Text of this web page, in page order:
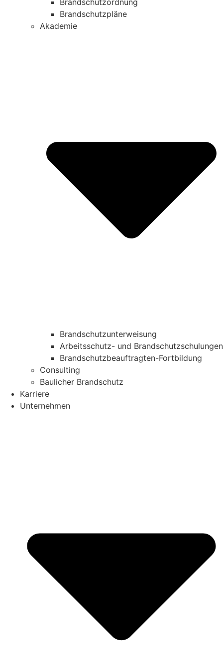
Brandschutzpläne
Akademie
Brandschutzunterweisung
Arbeitsschutz- und Brandschutzschulungen
Brandschutzbeauftragten-Fortbildung
Consulting
Baulicher Brandschutz
Karriere
Unternehmen